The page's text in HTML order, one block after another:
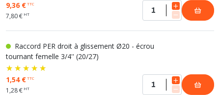
9,36 €TTC
7,80 € HT
Raccord PER droit à glissement Ø20 - écrou
tournant femelle 3/4'' (20/27)
1,54 €TTC
1,28 € HT